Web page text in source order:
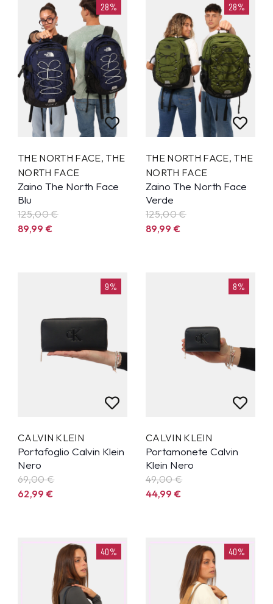
28%
THE NORTH FACE, THE
NORTH FACE
Zaino The North Face
Blu
125,00 €
89,99€
28%
THE NORTH FACE, THE
NORTH FACE
Zaino The North Face
Verde
125,00 €
89,99€
9%
CALVIN KLEIN
Portafoglio Calvin Klein
Nero
69,00 €
62,99€
8%
CALVIN KLEIN
Portamonete Calvin
Klein Nero
49,00 €
44,99€
40% 40%